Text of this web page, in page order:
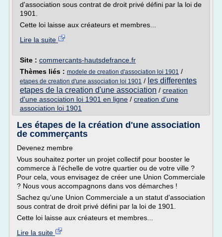
d'association sous contrat de droit privé défini par la loi de
1901.
Cette loi laisse aux créateurs et membres...
Lire la suite
Site : commercants-hautsdefrance.fr
Thèmes liés : modele de creation d'association loi 1901 /
etapes de creation d'une association loi 1901 / les differentes
etapes de la creation d'une association / creation
d'une association loi 1901 en ligne / creation d'une
association loi 1901
Les étapes de la création d'une association
de commerçants
Devenez membre
Vous souhaitez porter un projet collectif pour booster le
commerce à l'échelle de votre quartier ou de votre ville ?
Pour cela, vous envisagez de créer une Union Commerciale
? Nous vous accompagnons dans vos démarches !
Sachez qu'une Union Commerciale a un statut d'association
sous contrat de droit privé défini par la loi de 1901.
Cette loi laisse aux créateurs et membres...
Lire la suite